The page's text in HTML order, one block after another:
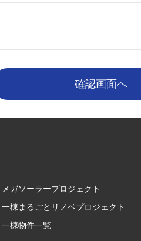
メガソーラープロジェクト
一棟まるごとリノベプロジェクト
一棟物件一覧